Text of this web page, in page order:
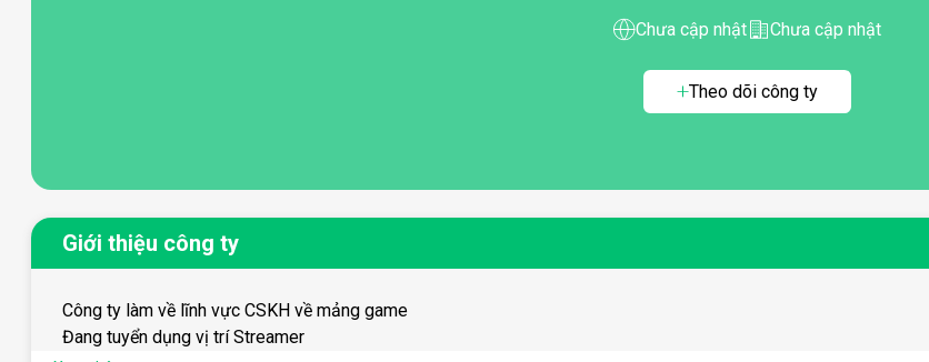
Chưa cập nhật Chưa cập nhật
Theo dõi công ty
Giới thiệu công ty
Công ty làm về lĩnh vực CSKH về mảng game
Đang tuyển dụng vị trí Streamer